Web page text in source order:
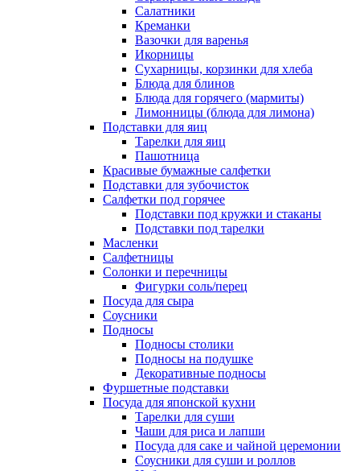
Салатники
Креманки
Вазочки для варенья
Икорницы
Сухарницы, корзинки для хлеба
Блюда для блинов
Блюда для горячего (мармиты)
Лимонницы (блюда для лимона)
Подставки для яиц
Тарелки для яиц
Пашотница
Красивые бумажные салфетки
Подставки для зубочисток
Салфетки под горячее
Подставки под кружки и стаканы
Подставки под тарелки
Масленки
Салфетницы
Солонки и перечницы
Фигурки соль/перец
Посуда для сыра
Соусники
Подносы
Подносы столики
Подносы на подушке
Декоративные подносы
Фуршетные подставки
Посуда для японской кухни
Тарелки для суши
Чаши для риса и лапши
Посуда для саке и чайной церемонии
Соусники для суши и роллов